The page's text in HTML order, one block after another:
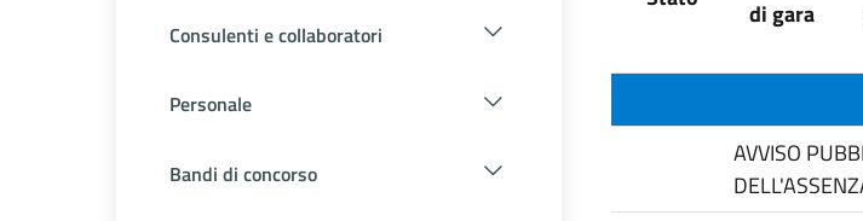
Consulenti e collaboratori
Personale
Bandi di concorso
di gara
AVVISO